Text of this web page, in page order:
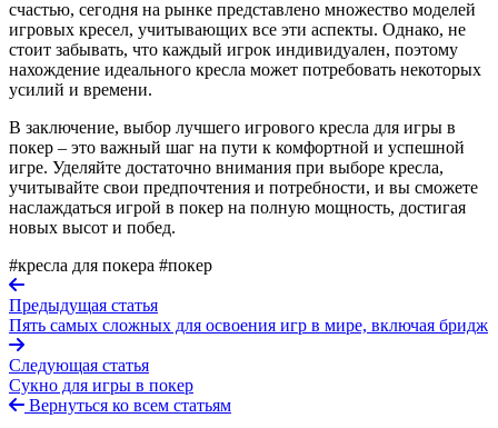
счастью, сегодня на рынке представлено множество моделей
игровых кресел, учитывающих все эти аспекты. Однако, не
стоит забывать, что каждый игрок индивидуален, поэтому
нахождение идеального кресла может потребовать некоторых
усилий и времени.
В заключение, выбор лучшего игрового кресла для игры в
покер – это важный шаг на пути к комфортной и успешной
игре. Уделяйте достаточно внимания при выборе кресла,
учитывайте свои предпочтения и потребности, и вы сможете
наслаждаться игрой в покер на полную мощность, достигая
новых высот и побед.
#кресла для покера #покер
Предыдущая статья
Пять самых сложных для освоения игр в мире, включая бридж
Следующая статья
Сукно для игры в покер
Вернуться ко всем статьям